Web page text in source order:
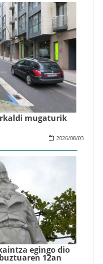
mugaturik
2026/08/03
egingo dio
12an